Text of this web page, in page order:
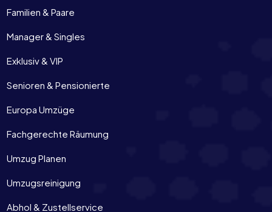
Familien & Paare
Manager & Singles
Exklusiv & VIP
Senioren & Pensionierte
Europa Umzüge
Fachgerechte Räumung
Umzug Planen
Umzugsreinigung
Abhol & Zustellservice